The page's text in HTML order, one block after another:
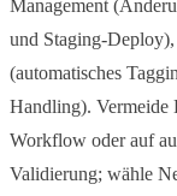
Management
und Staging-
(automatisches
Handling). Vermeide
Workflow oder auf
Validierung; wähle